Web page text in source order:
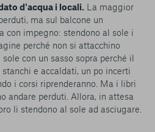
d'acqua i locali. La maggior
ma sul balcone un
con impegno: stendono al sole i
perché non si attacchino
con un sasso sopra perché il
e accaldati, un po incerti
i corsi riprenderanno. Ma i libri
andare perduti. Allora, in attesa
li stendono al sole ad asciugare.